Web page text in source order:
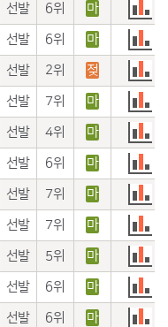
선발 6위 마
선발 6위 마
선발 2위 젖
선발 7위 마
선발 4위 마
선발 6위 마
선발 7위 마
선발 7위 마
선발 5위 마
선발 6위 마
선발 6위 마